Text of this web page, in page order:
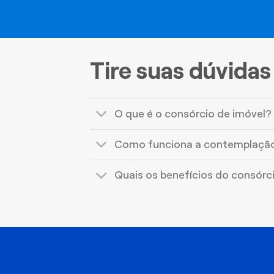
Tire suas dúvidas
O que é o consórcio de imóvel?
Como funciona a
Quais os benefícios do